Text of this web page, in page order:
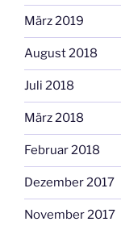
März 2019
August 2018
Juli 2018
März 2018
Februar 2018
Dezember 2017
November 2017